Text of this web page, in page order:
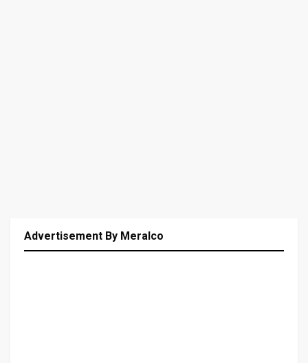
Advertisement By Meralco